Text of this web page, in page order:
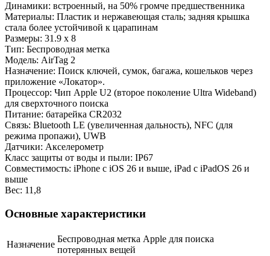
Динамики: встроенный, на 50% громче предшественника
Материалы: Пластик и нержавеющая сталь; задняя крышка
стала более устойчивой к царапинам
Размеры: 31.9 х 8
Тип: Беспроводная метка
Модель: AirTag 2
Назначение: Поиск ключей, сумок, багажа, кошельков через
приложение «Локатор».
Процессор: Чип Apple U2 (второе поколение Ultra Wideband)
для сверхточного поиска
Питание: батарейка CR2032
Связь: Bluetooth LE (увеличенная дальность), NFC (для
режима пропажи), UWB
Датчики: Акселерометр
Класс защиты от воды и пыли: IP67
Совместимость: iPhone с iOS 26 и выше, iPad с iPadOS 26 и
выше
Вес: 11,8
Основные характеристики
Назначение
Беспроводная метка Apple для поиска
потерянных вещей